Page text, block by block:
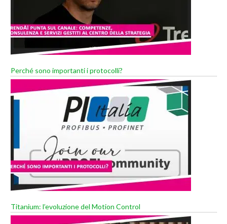
Perché sono importanti i protocolli?
Titanium: l’evoluzione del Motion Control